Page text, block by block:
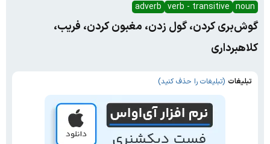
noun
verb - transitive
adverb
گوش‌بری کردن، گول زدن، مغبون کردن، فریب،
کلاهبرداری
تبلیغات (تبلیغات را حذف کنید)